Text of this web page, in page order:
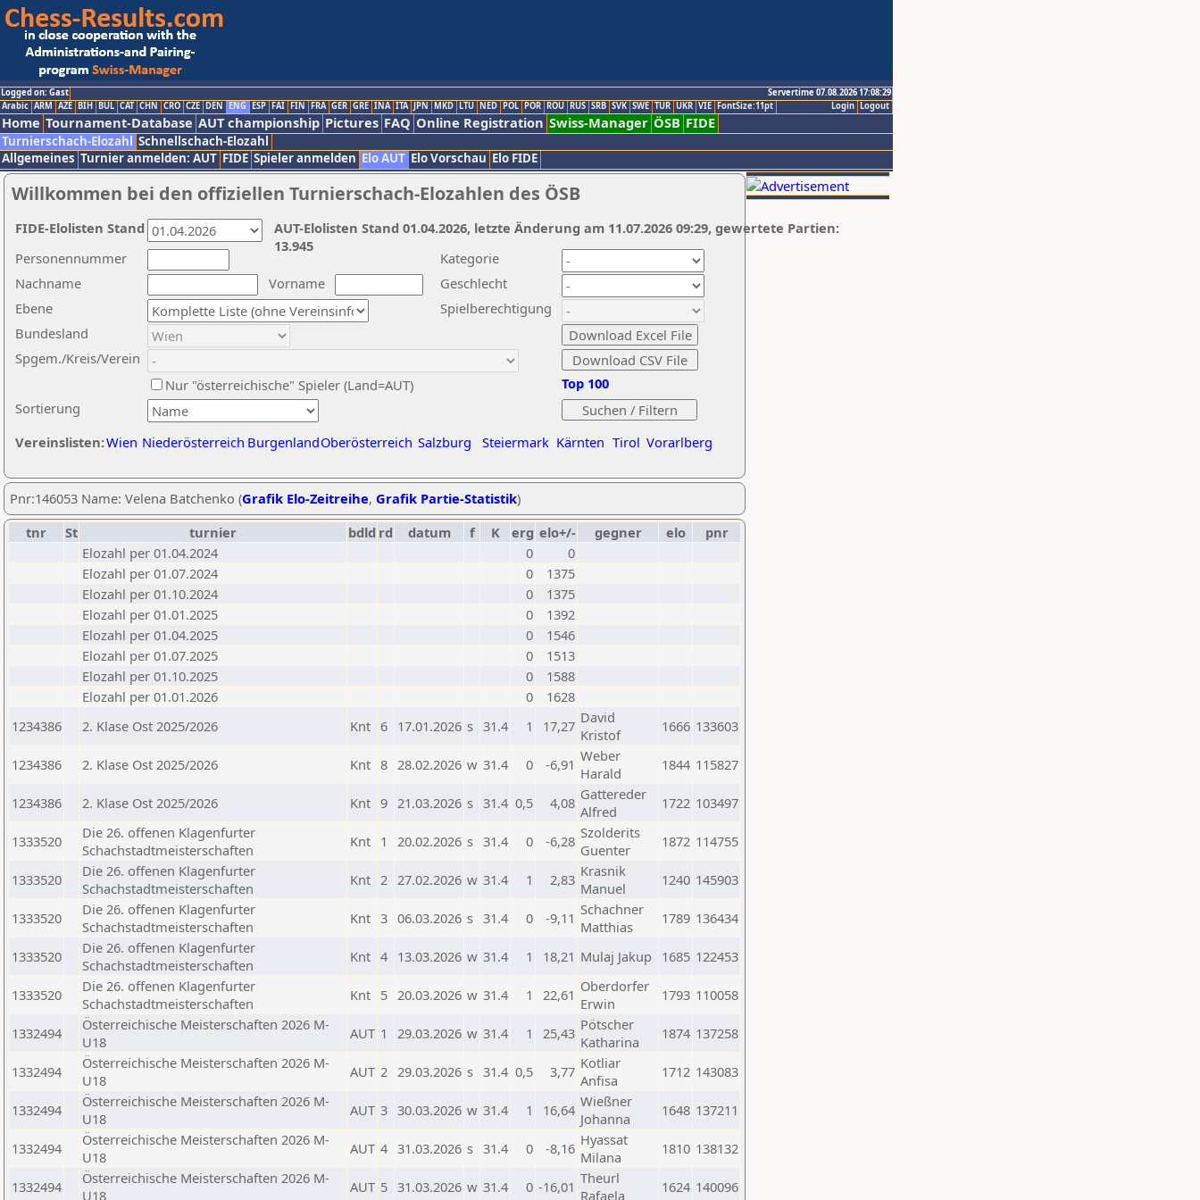
Logged on: Gast
Servertime 07.08.2026 17:08:29
Logout
Login
Arabic ARM AZE BIH BUL CAT CHN CRO CZE DEN ENG ESP FAI FIN FRA GER GRE INA ITA JPN MKD LTU NED POL POR ROU RUS SRB SVK SWE TUR UKR VIE FontSize:11pt
Home Tournament-Database AUT championship Pictures FAQ Online Registration Swiss-Manager ÖSB FIDE
Turnierschach-Elozahl Schnellschach-Elozahl
Allgemeines Turnier anmelden: AUT FIDE Spieler anmelden Elo AUT Elo Vorschau Elo FIDE
Willkommen bei den offiziellen Turnierschach-Elozahlen des ÖSB
Nachname
Vorname
Ebene
Kategorie
Sortierung
Personennummer
Bundesland
Spgem./Kreis/Verein
Geschlecht
Nur "österreichische" Spieler (Land=AUT)
Spielberechtigung
Vereinslisten:Wien Niederösterreich BurgenlandOberösterreich Salzburg Steiermark Kärnten Tirol Vorarlberg
Top 100
AUT-Elolisten Stand 01.04.2026, letzte Änderung am 11.07.2026 09:29, gewertete Partien:
13.945
FIDE-Elolisten Stand
Pnr:146053 Name: Velena Batchenko (Grafik Elo-Zeitreihe, Grafik Partie-Statistik)
tnr
St turnier bdld rd datum f K erg elo+/- gegner elo
pnr
Elozahl per 01.04.2024
0
0
Elozahl per 01.07.2024
0
1375
Elozahl per 01.10.2024
0
1375
Elozahl per 01.01.2025
0
1392
Elozahl per 01.04.2025
0
1546
Elozahl per 01.07.2025
0
1513
Elozahl per 01.10.2025
0
1588
Elozahl per 01.01.2026
0
1628
1234386
2. Klase Ost 2025/2026 Knt 6 17.01.2026 s 31.4 1 17,27 David
Kristof
1666 133603
1234386 2. Klase Ost 2025/2026 Knt 8 28.02.2026 w 31.4 0 -6,91 Weber
Harald
1844 115827
1234386 2. Klase Ost 2025/2026 Knt 9 21.03.2026 s 31.4 0,5 4,08 Gattereder
Alfred
1722 103497
1333520
Die 26. offenen Klagenfurter
Schachstadtmeisterschaften
Knt 1 20.02.2026 s 31.4 0 -6,28 Szolderits
Guenter
1872 114755
1333520
Die 26. offenen Klagenfurter
Schachstadtmeisterschaften
Knt 2 27.02.2026 w 31.4 1 2,83 Krasnik
Manuel
1240 145903
1333520
Die 26. offenen Klagenfurter
Schachstadtmeisterschaften
Knt 3 06.03.2026 s 31.4 0 -9,11 Schachner
Matthias
1789 136434
1333520
Die 26. offenen Klagenfurter
Schachstadtmeisterschaften
Knt 4 13.03.2026 w 31.4 1 18,21 Mulaj Jakup 1685 122453
1333520
Die 26. offenen Klagenfurter
Schachstadtmeisterschaften
Knt 5 20.03.2026 w 31.4 1 22,61 Oberdorfer
Erwin
1793 110058
1332494
Österreichische Meisterschaften 2026 M-
U18
AUT 1 29.03.2026 w 31.4 1 25,43 Pötscher
Katharina
1874 137258
1332494
Österreichische Meisterschaften 2026 M-
U18
AUT 2 29.03.2026 s 31.4 0,5 3,77 Kotliar
Anfisa
1712 143083
1332494
Österreichische Meisterschaften 2026 M-
U18
AUT 3 30.03.2026 w 31.4 1 16,64 Wießner
Johanna
1648 137211
1332494
Österreichische Meisterschaften 2026 M-
U18
AUT 4 31.03.2026 s 31.4 0 -8,16 Hyassat
Milana
1810 138132
1332494
Österreichische Meisterschaften 2026 M-
U18
AUT 5 31.03.2026 w 31.4 0 -16,01 Theurl
Rafaela
1624 140096